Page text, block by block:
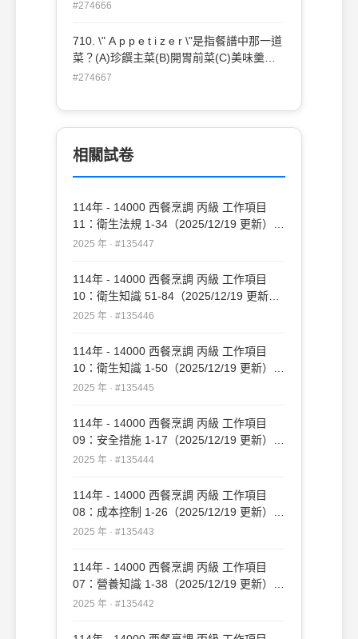
#274666
710. \" A p p e t i z e r \"是指餐譜中那一道
菜？(A)珍饌主菜(B)開胃前菜(C)美味羹湯
(D)餐後甜點。
#274667
相關試卷
114年 - 14000 西餐烹調 丙級 工作項目
11：衛生法規 1-34（2025/12/19 更新）
#135447
2025 年 · #135447
114年 - 14000 西餐烹調 丙級 工作項目
10：衛生知識 51-84（2025/12/19 更新）
#135446
2025 年 · #135446
114年 - 14000 西餐烹調 丙級 工作項目
10：衛生知識 1-50（2025/12/19 更新）
#135445
2025 年 · #135445
114年 - 14000 西餐烹調 丙級 工作項目
09：安全措施 1-17（2025/12/19 更新）
#135444
2025 年 · #135444
114年 - 14000 西餐烹調 丙級 工作項目
08：成本控制 1-26（2025/12/19 更新）
#135443
2025 年 · #135443
114年 - 14000 西餐烹調 丙級 工作項目
07：營養知識 1-38（2025/12/19 更新）
#135442
2025 年 · #135442